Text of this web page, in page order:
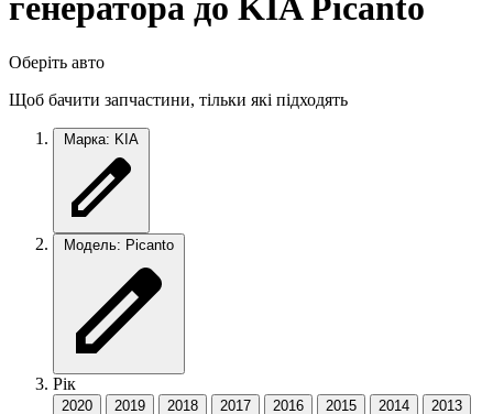
генератора до KIA Picanto
Оберіть авто
Щоб бачити запчастини, тільки які підходять
Марка: KIA
Модель: Picanto
Рік
2020 2019 2018 2017 2016 2015 2014
2013